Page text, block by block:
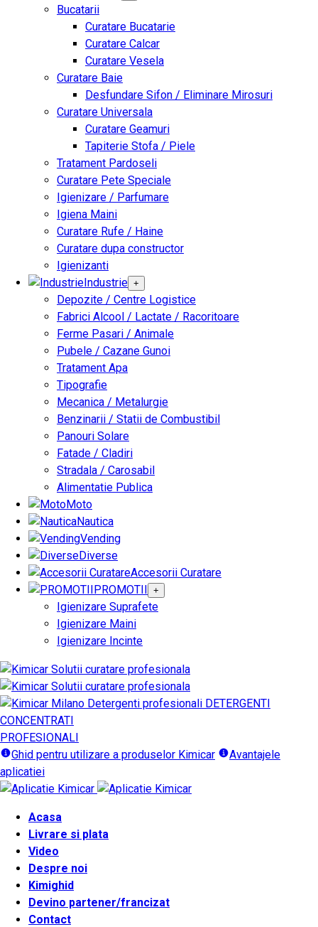
Bucatarii
Curatare Bucatarie
Curatare Calcar
Curatare Vesela
Curatare Baie
Desfundare Sifon / Eliminare Mirosuri
Curatare Universala
Curatare Geamuri
Tapiterie Stofa / Piele
Tratament Pardoseli
Curatare Pete Speciale
Igienizare / Parfumare
Igiena Maini
Curatare Rufe / Haine
Curatare dupa constructor
Igienizanti
Industrie +
Depozite / Centre Logistice
Fabrici Alcool / Lactate / Racoritoare
Ferme Pasari / Animale
Pubele / Cazane Gunoi
Tratament Apa
Tipografie
Mecanica / Metalurgie
Benzinarii / Statii de Combustibil
Panouri Solare
Fatade / Cladiri
Stradala / Carosabil
Alimentatie Publica
Moto
Nautica
Vending
Diverse
Accesorii Curatare
PROMOTII +
Igienizare Suprafete
Igienizare Maini
Igienizare Incinte
DETERGENTI
CONCENTRATI
PROFESIONALI
Ghid pentru utilizare a produselor Kimicar
Avantajele
aplicatiei
Acasa
Livrare si plata
Video
Despre noi
Kimighid
Devino partener/francizat
Contact